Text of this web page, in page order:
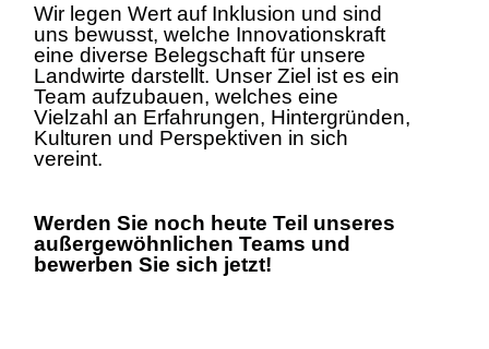
Wir legen Wert auf Inklusion und sind
uns bewusst, welche Innovationskraft
eine diverse Belegschaft für unsere
Landwirte darstellt. Unser Ziel ist es ein
Team aufzubauen, welches eine
Vielzahl an Erfahrungen, Hintergründen,
Kulturen und Perspektiven in sich
vereint.
Werden Sie noch heute Teil unseres
außergewöhnlichen Teams und
bewerben Sie sich jetzt!